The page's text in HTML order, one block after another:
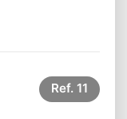
Ref. 11